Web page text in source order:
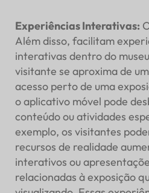
Experiências Interativas:
Além disso, facilitam
interativas dentro do
visitante se aproxima de
acesso perto de uma
o aplicativo móvel pode
conteúdo ou atividades
exemplo, os visitantes
recursos de realidade
interativos ou
relacionadas à exposição